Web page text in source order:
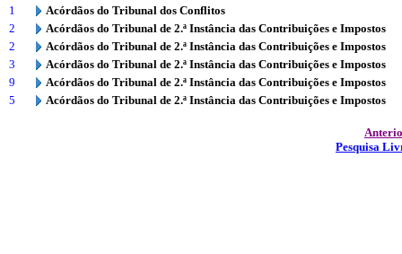
1
Acórdãos do Tribunal dos Conflitos
2
Acórdãos do Tribunal de 2.ª Instância das Contribuições e Impostos
2
Acórdãos do Tribunal de 2.ª Instância das Contribuições e Impostos
3
Acórdãos do Tribunal de 2.ª Instância das Contribuições e Impostos
9
Acórdãos do Tribunal de 2.ª Instância das Contribuições e Impostos
5
Acórdãos do Tribunal de 2.ª Instância das Contribuições e Impostos
Pesquisa